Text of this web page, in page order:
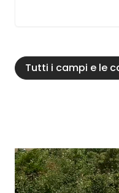
Tutti i campi e le